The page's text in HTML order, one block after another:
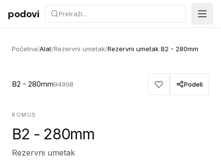
Preskoči na sadržaj
podovi
Početna/Alat/Rezervni umetak/Rezervni umetak B2 - 280mm
B2 - 280mm94908 Podeli
ROMUS
B2 - 280mm
Rezervni umetak